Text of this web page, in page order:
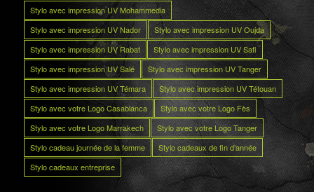
Stylo avec impression UV Mohammedia
Stylo avec impression UV Nador
Stylo avec impression UV Oujda
Stylo avec impression UV Rabat
Stylo avec impression UV Safi
Stylo avec impression UV Salé
Stylo avec impression UV Tanger
Stylo avec impression UV Témara
Stylo avec impression UV Tétouan
Stylo avec votre Logo Casablanca
Stylo avec votre Logo Fès
Stylo avec votre Logo Marrakech
Stylo avec votre Logo Tanger
Stylo cadeau journée de la femme
Stylo cadeaux de fin d’année
Stylo cadeaux entreprise